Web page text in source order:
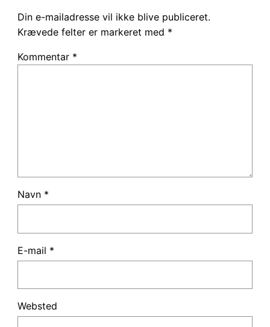
Din e-mailadresse vil ikke blive publiceret.
Krævede felter er markeret med *
Kommentar *
Navn *
E-mail *
Websted